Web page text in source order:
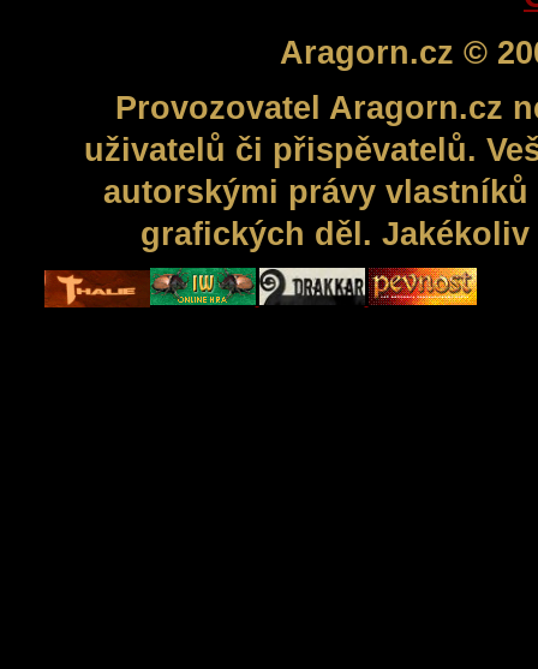
Aragorn.cz ©
Provozovatel Aragorn.cz
uživatelů či přispěvatelů.
autorskými právy
grafických děl.